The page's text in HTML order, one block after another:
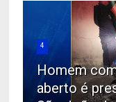
4
Homem
aberto é